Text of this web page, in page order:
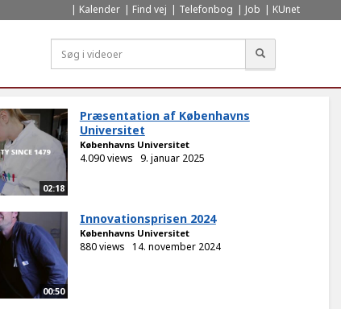
Kalender Find vej Telefonbog Job KUnet
02:18
Præsentation af Københavns
Universitet
Københavns Universitet
4.090 views 9. januar 2025
00:50
Innovationsprisen 2024
Københavns Universitet
880 views 14. november 2024